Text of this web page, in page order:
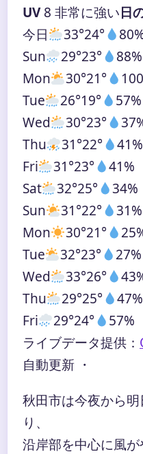
UV8 非常に強い日
今日
33°24°
Sun
29°23°
88%
Mon
30°21°
Tue
26°19°
57%
Wed
30°23°
Thu
31°22°
41%
Fri
31°23°
41%
Sat
32°25°
34%
Sun
31°22°
31%
Mon
30°21°
Tue
32°23°
27%
Wed
33°26°
Thu
29°25°
47%
Fri
29°24°
57%
ライブデータ提供：
自動更新 ・
秋田市は今夜から
り、
沿岸部を中心に風